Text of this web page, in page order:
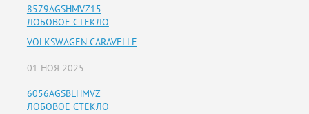
8579AGSHMVZ15
ЛОБОВОЕ СТЕКЛО
VOLKSWAGEN CARAVELLE
01 НОЯ 2025
6056AGSBLHMVZ
ЛОБОВОЕ СТЕКЛО